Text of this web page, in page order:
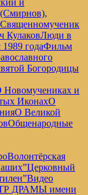
и
Священномученик
КулаковЛюди в
годаФильм
Богородицы
Новомучениках и
ИконахО
О Великой
Общенародные
Волонтёрская
Церковный
Видео
ДРАМЫ имени